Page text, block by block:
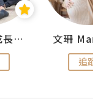
和牛B的成長日記 文珊
追蹤